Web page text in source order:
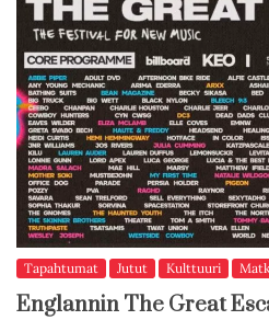
Tapahtumat Jutut Kulttuuri
Englannin The Great